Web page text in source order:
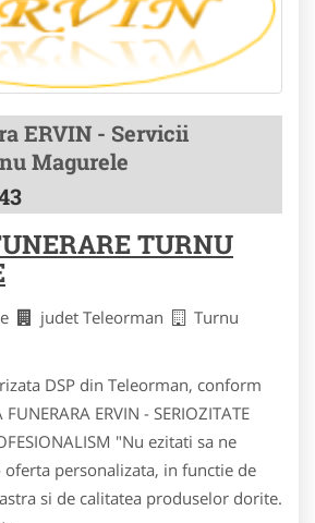
ERVIN - Servicii
Magurele
TURNU
judet Teleorman
Turnu
DSP din Teleorman, conform
ERVIN - SERIOZITATE
"Nu ezitati sa ne
personalizata, in functie de
si de calitatea produselor dorite.